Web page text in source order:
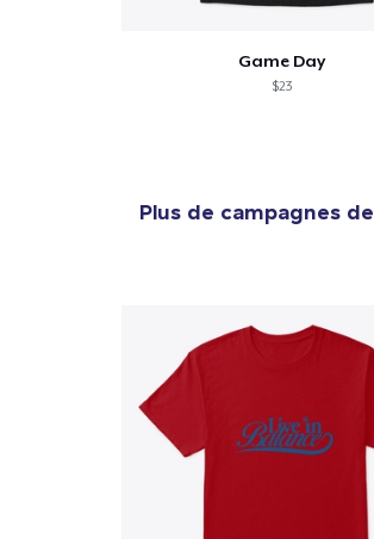
Game Day
$23
Plus de campagnes de